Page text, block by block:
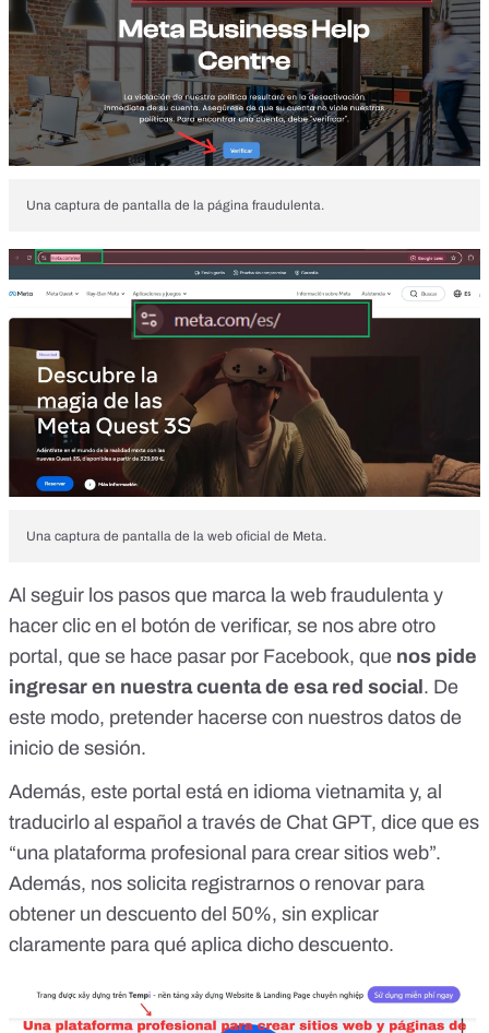
Una captura de pantalla de la página fraudulenta.
Una captura de pantalla de la web oficial de Meta.
Al seguir los pasos que marca la web fraudulenta y
hacer clic en el botón de verificar, se nos abre otro
portal, que se hace pasar por Facebook, que nos pide
ingresar en nuestra cuenta de esa red social . De
este modo, pretender hacerse con nuestros datos de
inicio de sesión.
Además, este portal está en idioma vietnamita y, al
traducirlo al español a través de Chat GPT, dice que es
“una plataforma profesional para crear sitios web”.
Además, nos solicita registrarnos o renovar para
obtener un descuento del 50%, sin explicar
claramente para qué aplica dicho descuento.